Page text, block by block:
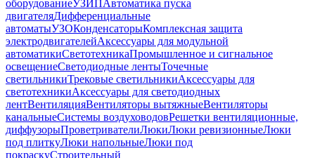
оборудованиеУЗИПАвтоматика пуска
двигателяДифференциальные
автоматыУЗОКонденсаторыКомплексная защита
электродвигателейАксессуары для модульной
автоматикиСветотехникаПромышленное и сигнальное
освещениеСветодиодные лентыТочечные
светильникиТрековые светильникиАксессуары для
светотехникиАксессуары для светодиодных
лентВентиляцияВентиляторы вытяжныеВентиляторы
канальныеСистемы воздуховодовРешетки вентиляционные,
диффузорыПроветривателиЛюкиЛюки ревизионныеЛюки
под плиткуЛюки напольныеЛюки под
покраскуСтроительный